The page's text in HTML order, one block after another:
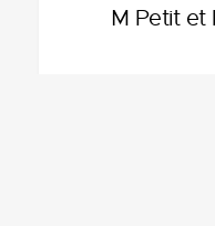
M Petit et